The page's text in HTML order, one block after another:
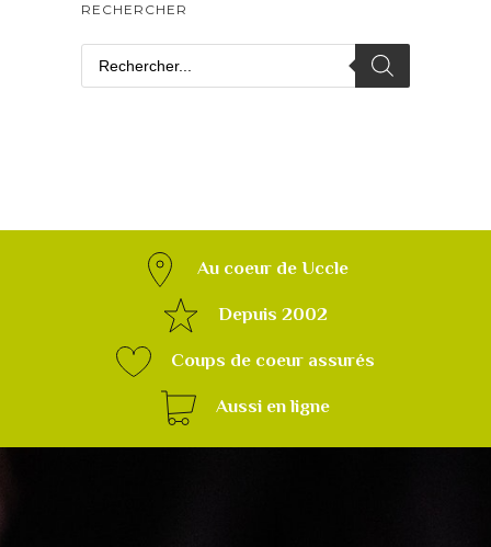
RECHERCHER
Au coeur de Uccle
Depuis 2002
Coups de coeur assurés
Aussi en ligne